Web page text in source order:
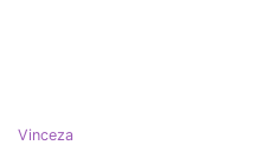
Vinceza